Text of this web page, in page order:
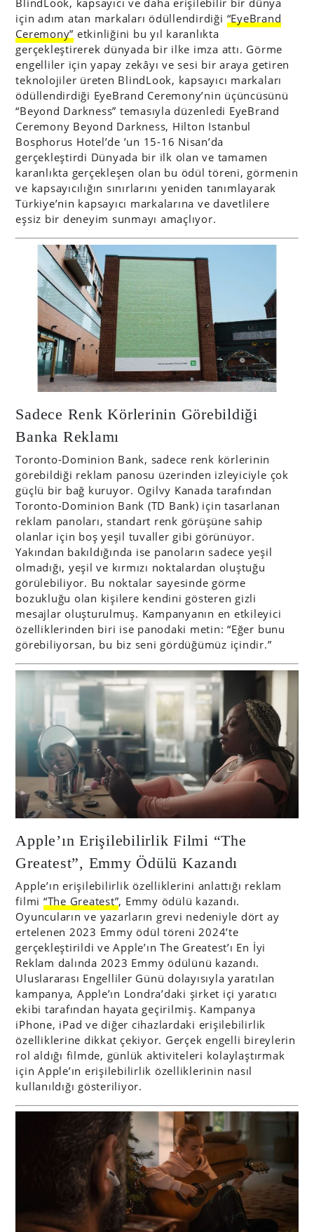
BlindLook, kapsayıcı ve daha erişilebilir bir dünya
için adım atan markaları ödüllendirdiği “EyeBrand
Ceremony” etkinliğini bu yıl karanlıkta
gerçekleştirerek dünyada bir ilke imza attı. Görme
engelliler için yapay zekâyı ve sesi bir araya getiren
teknolojiler üreten BlindLook, kapsayıcı markaları
ödüllendirdiği EyeBrand Ceremony’nin üçüncüsünü
“Beyond Darkness” temasıyla düzenledi EyeBrand
Ceremony Beyond Darkness, Hilton Istanbul
Bosphorus Hotel’de ’un 15-16 Nisan’da
gerçekleştirdi Dünyada bir ilk olan ve tamamen
karanlıkta gerçekleşen olan bu ödül töreni, görmenin
ve kapsayıcılığın sınırlarını yeniden tanımlayarak
Türkiye’nin kapsayıcı markalarına ve davetlilere
eşsiz bir deneyim sunmayı amaçlıyor.
Sadece Renk Körlerinin Görebildiği
Banka Reklamı
Toronto-Dominion Bank, sadece renk körlerinin
görebildiği reklam panosu üzerinden izleyiciyle çok
güçlü bir bağ kuruyor. Ogilvy Kanada tarafından
Toronto-Dominion Bank (TD Bank) için tasarlanan
reklam panoları, standart renk görüşüne sahip
olanlar için boş yeşil tuvaller gibi görünüyor.
Yakından bakıldığında ise panoların sadece yeşil
olmadığı, yeşil ve kırmızı noktalardan oluştuğu
görülebiliyor. Bu noktalar sayesinde görme
bozukluğu olan kişilere kendini gösteren gizli
mesajlar oluşturulmuş. Kampanyanın en etkileyici
özelliklerinden biri ise panodaki metin: “Eğer bunu
görebiliyorsan, bu biz seni gördüğümüz içindir.”
Apple’ın Erişilebilirlik Filmi “The
Greatest”, Emmy Ödülü Kazandı
Apple’ın erişilebilirlik özelliklerini anlattığı reklam
filmi “The Greatest”, Emmy ödülü kazandı.
Oyuncuların ve yazarların grevi nedeniyle dört ay
ertelenen 2023 Emmy ödül töreni 2024’te
gerçekleştirildi ve Apple’ın The Greatest’ı En İyi
Reklam dalında 2023 Emmy ödülünü kazandı.
Uluslararası Engelliler Günü dolayısıyla yaratılan
kampanya, Apple’ın Londra’daki şirket içi yaratıcı
ekibi tarafından hayata geçirilmiş. Kampanya
iPhone, iPad ve diğer cihazlardaki erişilebilirlik
özelliklerine dikkat çekiyor. Gerçek engelli bireylerin
rol aldığı filmde, günlük aktiviteleri kolaylaştırmak
için Apple’ın erişilebilirlik özelliklerinin nasıl
kullanıldığı gösteriliyor.